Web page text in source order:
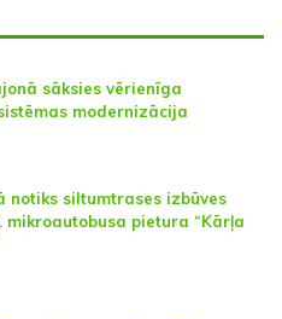
sāksies vērienīga
modernizācija
notiks siltumtrases izbūves
mikroautobusa pietura “Kārļa